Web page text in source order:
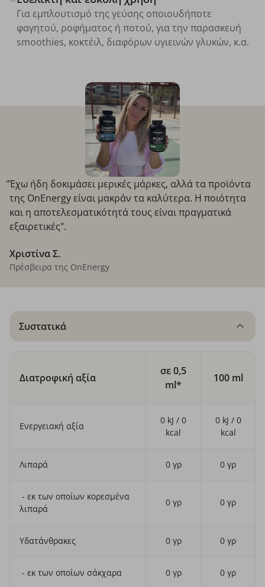
Για εμπλουτισμό της γεύσης οποιουδήποτε
φαγητού, ροφήματος ή ποτού, για την παρασκευή
smoothies, κοκτέιλ, διαφόρων υγιεινών γλυκών, κ.α.
"Έχω ήδη δοκιμάσει μερικές μάρκες, αλλά τα προϊόντα
της OnEnergy είναι μακράν τα καλύτερα. Η ποιότητα
και η αποτελεσματικότητά τους είναι πραγματικά
εξαιρετικές".
Χριστίνα Σ.
Πρέσβειρα της OnEnergy
Συστατικά
Διατροφική αξία
σε 0,5
ml*
100 ml
Ενεργειακή αξία
0 kJ / 0
kcal
0 kJ / 0
kcal
Λιπαρά 0 γρ 0 γρ
- εκ των οποίων κορεσμένα
λιπαρά
0 γρ 0 γρ
Υδατάνθρακες 0 γρ 0 γρ
- εκ των οποίων σάκχαρα 0 γρ 0 γρ